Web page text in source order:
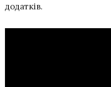
додатків.